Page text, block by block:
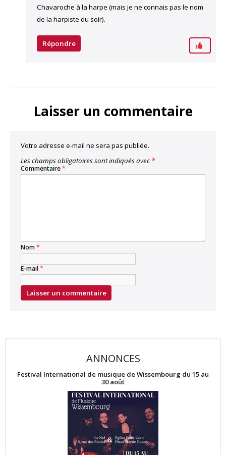
Chavaroche à la harpe (mais je ne connais pas le nom
de la harpiste du soir).
Répondre
Laisser un commentaire
Votre adresse e-mail ne sera pas publiée.
Les champs obligatoires sont indiqués avec *
Commentaire*
Nom*
E-mail*
ANNONCES
Festival International de musique de Wissembourg du 15 au
30 août